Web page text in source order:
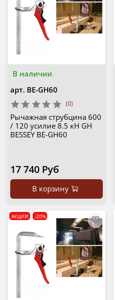
В наличии
арт. BE-GH60
(0)
Рычажная струбцина 600
/ 120 усилие 8.5 кН GH
BESSEY BE-GH60
17 740 Руб
В корзину
АКЦИЯ! -20%